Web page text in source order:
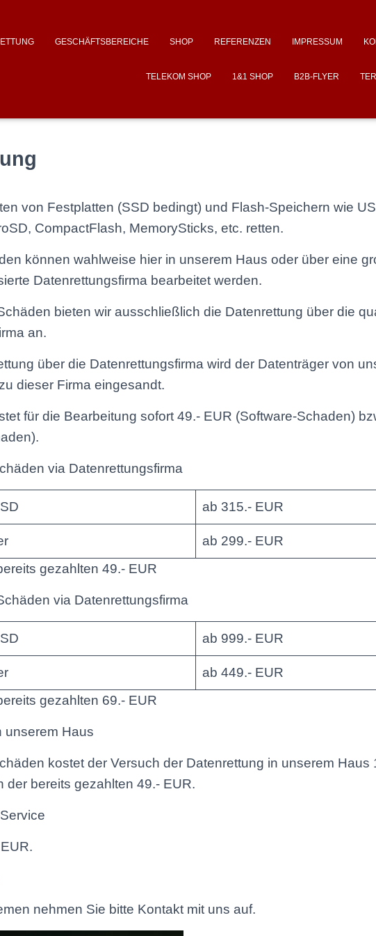
GESCHÄFTSBEREICHE SHOP REFERENZEN IMPRESSUM
TELEKOM SHOP 1&1 SHOP B2B-FLYER
von Festplatten (SSD bedingt) und Flash-Speichern wie
CompactFlash, MemorySticks, etc. retten.
können wahlweise hier in unserem Haus oder über eine
Datenrettungsfirma bearbeitet werden.
bieten wir ausschließlich die Datenrettung über die
an.
über die Datenrettungsfirma wird der Datenträger von
dieser Firma eingesandt.
für die Bearbeitung sofort 49.- EUR (Software-Schaden)
via Datenrettungsfirma
ab 315.- EUR
ab 299.- EUR
gezahlten 49.- EUR
via Datenrettungsfirma
ab 999.- EUR
ab 449.- EUR
gezahlten 69.- EUR
unserem Haus
kostet der Versuch der Datenrettung in unserem Haus
der bereits gezahlten 49.- EUR.
nehmen Sie bitte Kontakt mit uns auf.